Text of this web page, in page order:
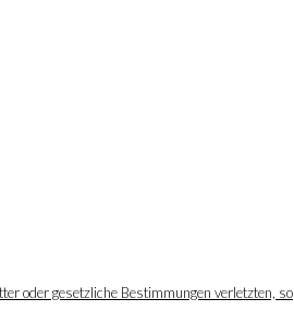
oder gesetzliche Bestimmungen verletzten, so